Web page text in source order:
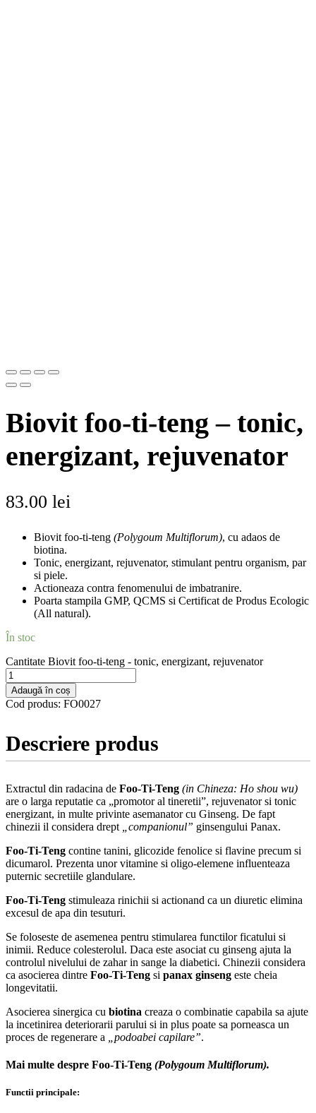
Biovit foo-ti-teng – tonic,
energizant, rejuvenator
83.00 lei
Biovit foo-ti-teng (Polygoum Multiflorum), cu adaos de
biotina.
Tonic, energizant, rejuvenator, stimulant pentru organism, par
si piele.
Actioneaza contra fenomenului de imbatranire.
Poarta stampila GMP, QCMS si Certificat de Produs Ecologic
(All natural).
În stoc
Cantitate Biovit foo-ti-teng - tonic, energizant, rejuvenator
Adaugă în coș
Cod produs: FO0027
Descriere produs
Extractul din radacina de Foo-Ti-Teng (in Chineza: Ho shou wu)
are o larga reputatie ca „promotor al tineretii”, rejuvenator si tonic
energizant, in multe privinte asemanator cu Ginseng. De fapt
chinezii il considera drept
„companionul” ginsengului Panax.
Foo-Ti-Teng contine tanini, glicozide fenolice si flavine precum si
dicumarol. Prezenta unor vitamine si oligo-elemene influenteaza
puternic secretiile glandulare.
Foo-Ti-Teng stimuleaza rinichii si actionand ca un diuretic elimina
excesul de apa din tesuturi.
Se foloseste de asemenea pentru stimularea functilor ficatului si
inimii. Reduce colesterolul. Daca este asociat cu ginseng ajuta la
controlul nivelului de zahar in sange la diabetici. Chinezii considera
ca asocierea dintre Foo-Ti-Teng si panax ginseng este cheia
longevitatii.
Asocierea sinergica cu biotina creaza o combinatie capabila sa ajute
la incetinirea deteriorarii parului si in plus poate sa porneasca un
proces de regenerare a
„podoabei capilare”.
Mai multe despre Foo-Ti-Teng (Polygoum Multiflorum).
Functii principale: